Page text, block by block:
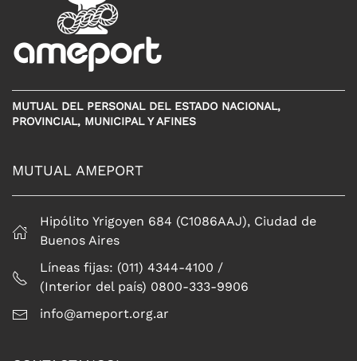
MUTUAL DEL PERSONAL DEL ESTADO NACIONAL,
PROVINCIAL, MUNICIPAL Y AFINES
MUTUAL AMEPORT
Hipólito Yrigoyen 684 (C1086AAJ), Ciudad de
Buenos Aires
Líneas fijas: (011) 4344-4100 /
(Interior del país) 0800-333-9906
info@ameport.org.ar